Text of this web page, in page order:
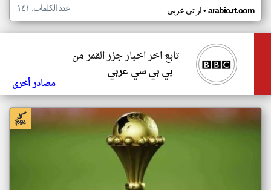
ار تي عربي• arabic.rt.com عدد الكلمات: ١٤١
تابع اخر اخبار جزر القمر من
بي بي سي عربي
مصادر أخرى